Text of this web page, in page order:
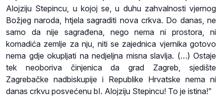
Alojziju Stepincu, u kojoj se, u duhu zahvalnosti vjernog
Božjeg naroda, htjela sagraditi nova crkva. Do danas, ne
samo da nije sagrađena, nego nema ni prostora, ni
komadića zemlje za nju, niti se zajednica vjernika gotovo
nema gdje okupljati na nedjeljna misna slavlja. (…) Ostaje
tek neoboriva činjenica da grad Zagreb, sjedište
Zagrebačke nadbiskupije i Republike Hrvatske nema ni
danas crkvu posvećenu bI. Alojziju Stepincu! To je istina!”